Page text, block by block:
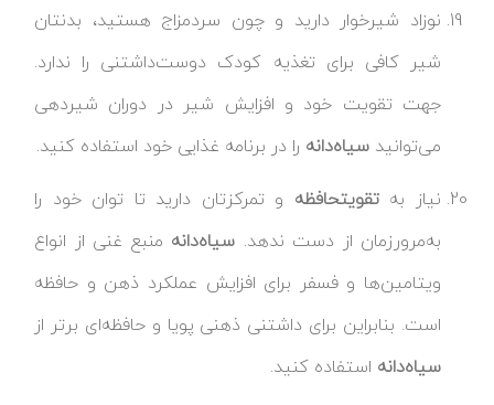
نوزاد شیرخوار دارید و چون سردمزاج هستید، بدنتان
شیر کافی برای تغذیه کودک دوست‌داشتنی را ندارد.
جهت تقویت خود و افزایش شیر در دوران شیردهی
می‌توانید سیاه‌دانه را در برنامه غذایی خود استفاده کنید.
نیاز بهتقویتحافظه و تمرکزتان دارید تا توان خود را
به‌مرورزمان از دست ندهد. سیاه‌دانه منبع غنی از انواع
ویتامین‌ها و فسفر برای افزایش عملکرد ذهن و حافظه
است. بنابراین برای داشتنی ذهنی پویا و حافظه‌ای برتر از
سیاه‌دانه استفاده کنید.